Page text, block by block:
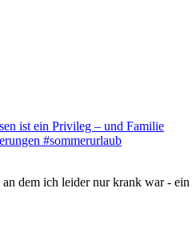
ist ein Privileg – und Familie
#sommerurlaub
dem ich leider nur krank war - ein